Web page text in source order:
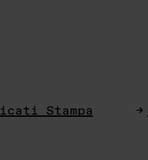
Stampa